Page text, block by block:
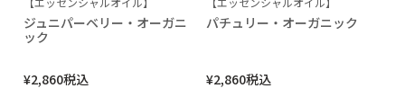
ジュニパーベリー・オーガニ
ック
¥2,860税込
パチュリー・オーガニック
¥2,860税込